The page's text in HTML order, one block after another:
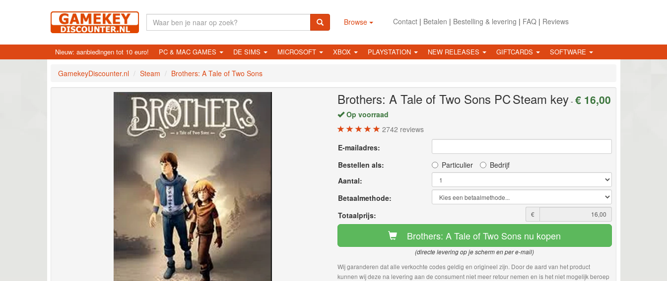
Browse Contact| Betalen | Bestelling & levering | FAQ| Reviews
Nieuw: aanbiedingen tot 10 euro! PC & MAC GAMES DE SIMS MICROSOFT XBOX PLAYSTATION NEW RELEASES GIFTCARDS SOFTWARE
GamekeyDiscounter.nl Steam Brothers: A Tale of Two Sons
Brothers: A Tale of Two Sons PCSteam key - € 16,00
Op voorraad
2742 reviews
E-mailadres:
Bestellen als:
Particulier
Bedrijf
Aantal:
Betaalmethode:
Totaalprijs:
€
Brothers: A Tale of Two Sons nu kopen
(directe levering op je scherm en per e-mail)
Wij garanderen dat alle verkochte codes geldig en origineel zijn. Door de aard van het product
kunnen wij deze na levering aan de consument niet meer retour nemen en is het niet mogelijk beroep